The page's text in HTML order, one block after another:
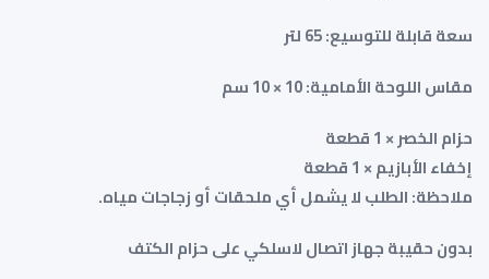
سعة قابلة للتوسيع: 65 لتر
مقاس اللوحة الأمامية: 10 × 10 سم
حزام الخصر × 1 قطعة
إخفاء الأبازيم × 1 قطعة
ملاحظة: الطلب لا يشمل أي ملحقات أو زجاجات مياه.
بدون حقيبة جهاز اتصال لاسلكي على حزام الكتف